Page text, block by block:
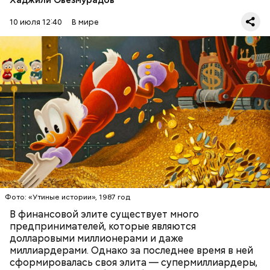
10 июля 12:40 В мире
Фото: «Утиные истории», 1987 год
В финансовой элите существует много
предпринимателей, которые являются
долларовыми миллионерами и даже
миллиардерами. Однако за последнее время в ней
сформировалась своя элита — супермиллиардеры,
Фото: Shutterstock
собственную компанию Inditex, владеющую
многими всемирно известными брендами одежды.
Первоначально это была сеть магазинов Zara,
которая по задумке делала качественную и
стильную одежду по доступным ценам.
БОГАТСТВО
БИЗНЕС
ПРЕДПРИНИМАТЕЛИ
МИЛЛИАРДЕРЫ
ДЕНЬГИ
Люсиль Рандон (118 лет)
Фото: public domain